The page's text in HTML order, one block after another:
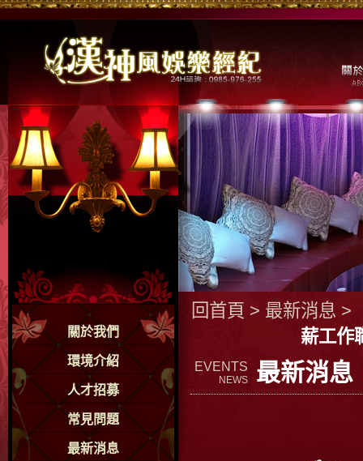
關於我們
環境介紹
人才招募
常見問題
最新消息
回首頁 > 最新消息 >
薪工作
EVENTS
NEWS 最新消息